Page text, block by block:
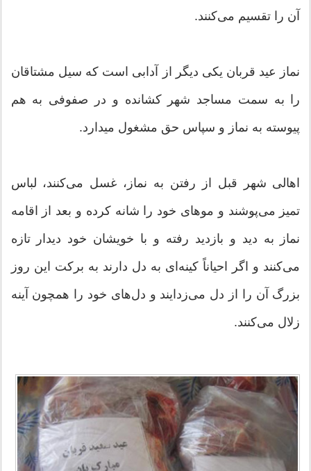
آن را تقسیم می‌کنند.
نماز عید قربان یکی دیگر از آدابی است که سیل مشتاقان
را به سمت مساجد شهر ‌کشانده و در صفوفی به هم
پیوسته به نماز و سپاس حق مشغول می‎دارد.
اهالی شهر قبل از رفتن به نماز، غسل می‌کنند، لباس
تمیز می‌پوشند و موهای خود را شانه کرده و بعد از اقامه
نماز به دید و بازدید رفته و با خویشان خود دیدار تازه
می‌کنند و اگر احیاناً کینه‌ای به دل دارند به برکت این روز
بزرگ آن را از دل می‌زدایند و دل‌های خود را همچون آینه
زلال می‌کنند.